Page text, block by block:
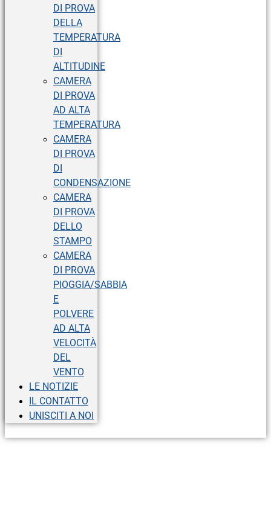
DI PROVA
DELLA
TEMPERATURA
DI
ALTITUDINE
CAMERA
DI PROVA
AD ALTA
TEMPERATURA
CAMERA
DI PROVA
DI
CONDENSAZIONE
CAMERA
DI PROVA
DELLO
STAMPO
CAMERA
DI PROVA
PIOGGIA/SABBIA
E
POLVERE
AD ALTA
VELOCITÀ
DEL
VENTO
LE NOTIZIE
IL CONTATTO
UNISCITI A NOI